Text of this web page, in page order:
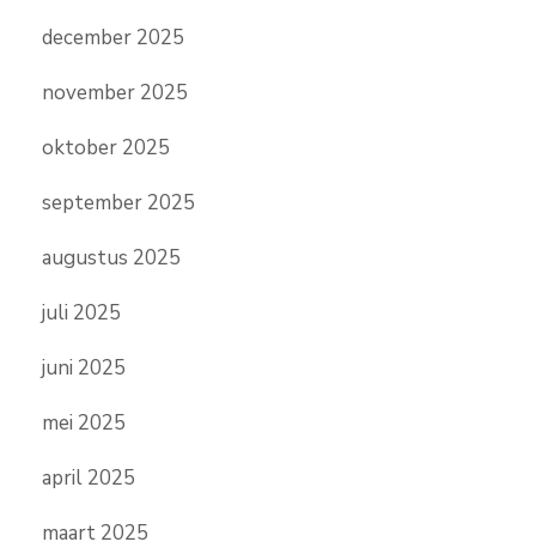
december 2025
november 2025
oktober 2025
september 2025
augustus 2025
juli 2025
juni 2025
mei 2025
april 2025
maart 2025